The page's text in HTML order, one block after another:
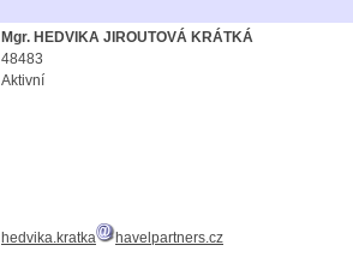
Mgr. HEDVIKA JIROUTOVÁ KRÁTKÁ
48483
Aktivní
hedvika.kratka havelpartners.cz